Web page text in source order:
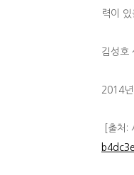
력이
김성호
2014
[출처: